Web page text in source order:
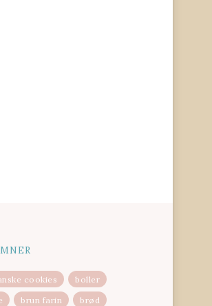
cookies
boller
brun farin
brød